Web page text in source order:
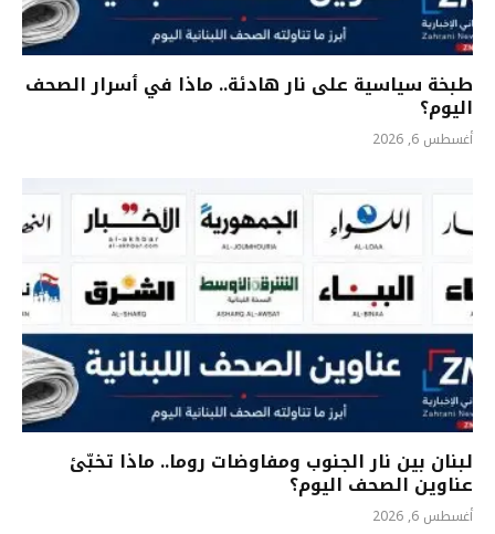
طبخة سياسية على نار هادئة.. ماذا في ٲسرار الصحف
اليوم؟
أغسطس 6, 2026
لبنان بين نار الجنوب ومفاوضات روما.. ماذا تخبّئ
عناوين الصحف اليوم؟
أغسطس 6, 2026